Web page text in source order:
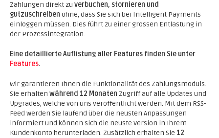
Zahlungen direkt zu verbuchen, stornieren und
gutzuschreiben ohne, dass Sie sich bei Intelligent Payments
einloggen müssen. Dies führt zu einer grossen Entlastung in
der Prozessintegration.
Eine detaillierte Auflistung aller Features finden Sie unter
Features.
Wir garantieren Ihnen die Funktionalität des Zahlungsmoduls.
Sie erhalten während 12 Monaten Zugriff auf alle Updates und
Upgrades, welche von uns veröffentlicht werden. Mit dem RSS-
Feed werden Sie laufend über die neusten Anpassungen
informiert und können sich die neuste Version in Ihrem
Kundenkonto herunterladen. Zusätzlich erhalten Sie 12